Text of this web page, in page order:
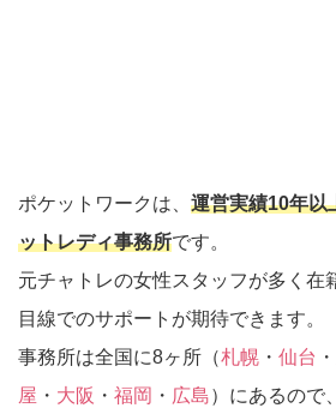
ポケットワークは、 運営実績10年以
ットレディ事務所です。
元チャトレの女性スタッフが多く在
目線でのサポートが期待できます。
事務所は全国に8ヶ所（札幌 ・ 仙台 ・
屋 ・ 大阪 ・ 福岡 ・ 広島）にあるので